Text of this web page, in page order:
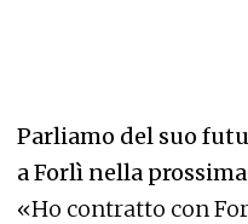
Parliamo del suo
a Forlì nella
«Ho contratto con